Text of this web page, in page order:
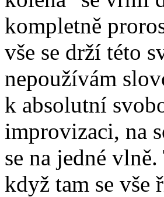
kompletně
vše se drží této
nepoužívám
k absolutní
improvizaci, na
se na jedné
když tam se vše